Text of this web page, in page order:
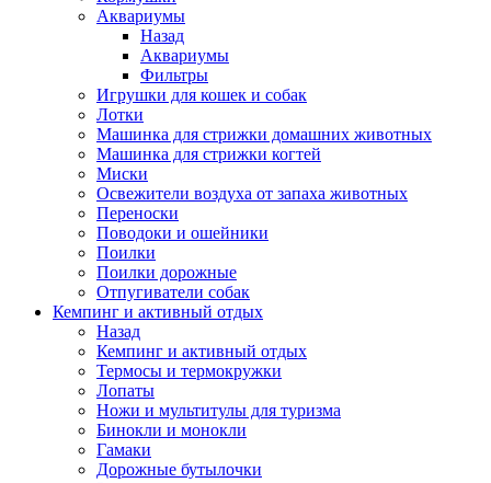
Аквариумы
Назад
Аквариумы
Фильтры
Игрушки для кошек и собак
Лотки
Машинка для стрижки домашних животных
Машинка для стрижки когтей
Миски
Освежители воздуха от запаха животных
Переноски
Поводоки и ошейники
Поилки
Поилки дорожные
Отпугиватели собак
Кемпинг и активный отдых
Назад
Кемпинг и активный отдых
Термосы и термокружки
Лопаты
Ножи и мультитулы для туризма
Бинокли и монокли
Гамаки
Дорожные бутылочки